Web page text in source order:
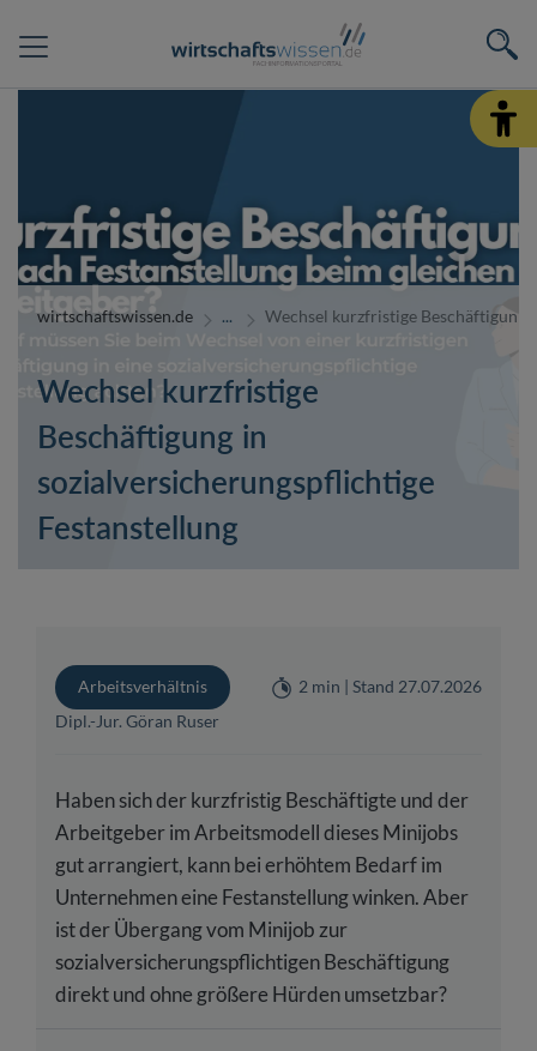
wirtschaftswissen.de Wechsel kurzfristige Beschäftigung
Wechsel kurzfristige
Beschäftigung in
sozialversicherungspflichtige
Festanstellung
Arbeitsverhältnis
2 min | Stand 27.07.2026
Dipl.-Jur. Göran Ruser
Haben sich der kurzfristig Beschäftigte und der
Arbeitgeber im Arbeitsmodell dieses Minijobs
gut arrangiert, kann bei erhöhtem Bedarf im
Unternehmen eine Festanstellung winken. Aber
ist der Übergang vom Minijob zur
sozialversicherungspflichtigen Beschäftigung
direkt und ohne größere Hürden umsetzbar?